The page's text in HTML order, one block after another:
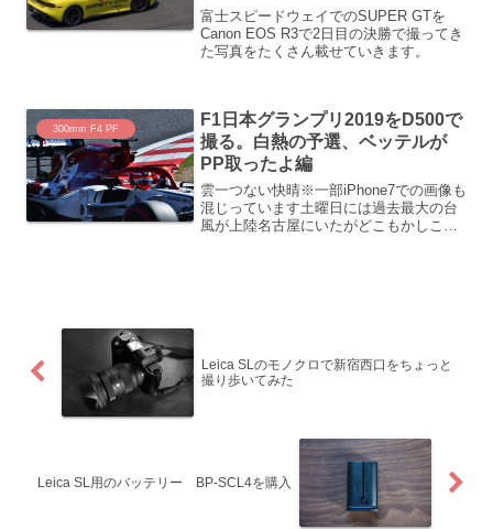
富士スピードウェイでのSUPER GTを
Canon EOS R3で2日目の決勝で撮ってき
た写真をたくさん載せていきます。
300mm F4 PF
F1日本グランプリ2019をD500で
撮る。白熱の予選、ベッテルが
PP取ったよ編
雲一つない快晴※一部iPhone7での画像も
混じっています土曜日には過去最大の台
風が上陸名古屋にいたがどこもかしこも
Leica SLのモノクロで新宿西口をちょっと
撮り歩いてみた
Leica SL用のバッテリー BP-SCL4を購入